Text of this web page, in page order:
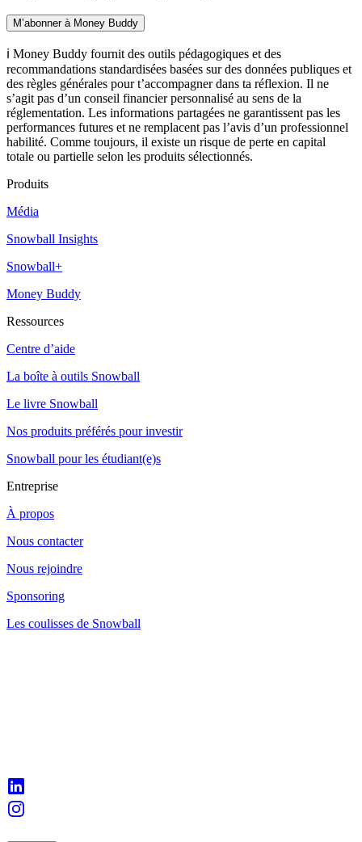
M’abonner à Money Buddy
ℹ️ Money Buddy fournit des outils pédagogiques et des
recommandations standardisées basées sur des données publiques et
des règles générales pour t’accompagner dans ta réflexion. Il ne
s’agit pas d’un conseil financier personnalisé au sens de la
réglementation. Les informations partagées ne garantissent pas les
performances futures et ne remplacent pas l’avis d’un professionnel
habilité. Comme toujours, il existe un risque de perte en capital
totale ou partielle selon les produits sélectionnés.
Produits
Média
Snowball Insights
Snowball+
Money Buddy
Ressources
Centre d’aide
La boîte à outils Snowball
Le livre Snowball
Nos produits préférés pour investir
Snowball pour les étudiant(e)s
Entreprise
À propos
Nous contacter
Nous rejoindre
Sponsoring
Les coulisses de Snowball